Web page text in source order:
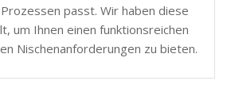
passt. Wir haben diese
um Ihnen einen funktionsreichen
Nischenanforderungen zu bieten.